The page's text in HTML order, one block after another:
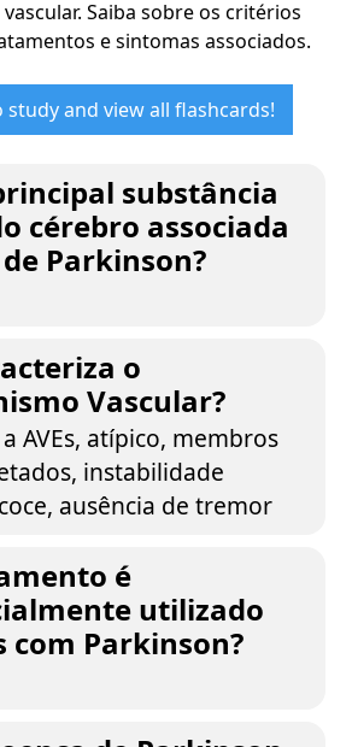
Saiba sobre os critérios
e sintomas associados.
study and view all flashcards!
substância
cérebro associada
Parkinson?
o
Vascular?
AVEs, atípico, membros
instabilidade
ausência de tremor
é
utilizado
com Parkinson?